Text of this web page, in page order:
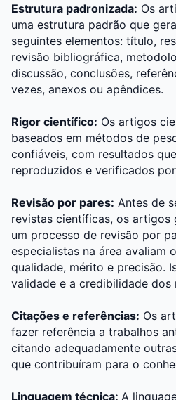
Estrutura padronizada: Os
uma estrutura padrão que
seguintes elementos: título,
revisão bibliográfica,
discussão, conclusões,
vezes, anexos ou apêndices.
Rigor científico: Os artigos
baseados em métodos de
confiáveis, com resultados
reproduzidos e verificados
Revisão por pares: Antes de
revistas científicas, os artigos
um processo de revisão por
especialistas na área avaliam
qualidade, mérito e precisão.
validade e a credibilidade dos
Citações e referências: Os
fazer referência a trabalhos
citando adequadamente
que contribuíram para o
Linguagem técnica: A